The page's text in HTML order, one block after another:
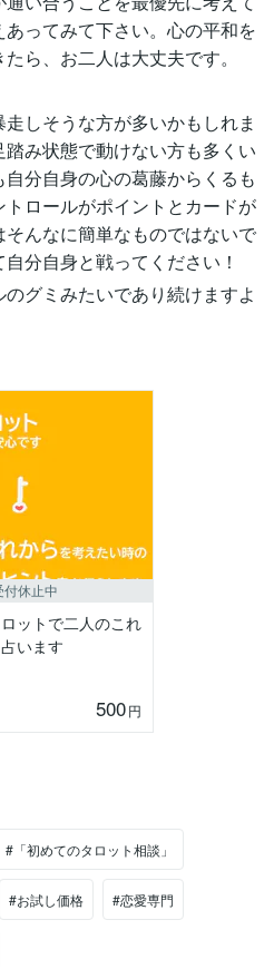
ってみて下さい。心の平和を
ら、お二人は大丈夫です。
しそうな方が多いかもしれま
み状態で動けない方も多くい
分自身の心の葛藤からくるも
ロールがポイントとカードが
んなに簡単なものではないで
分自身と戦ってください！
グミみたいであり続けますよ
付休止中
ットで二人のこれ
います
500円
#「初めてのタロット相談」
#お試し価格 #恋愛専門